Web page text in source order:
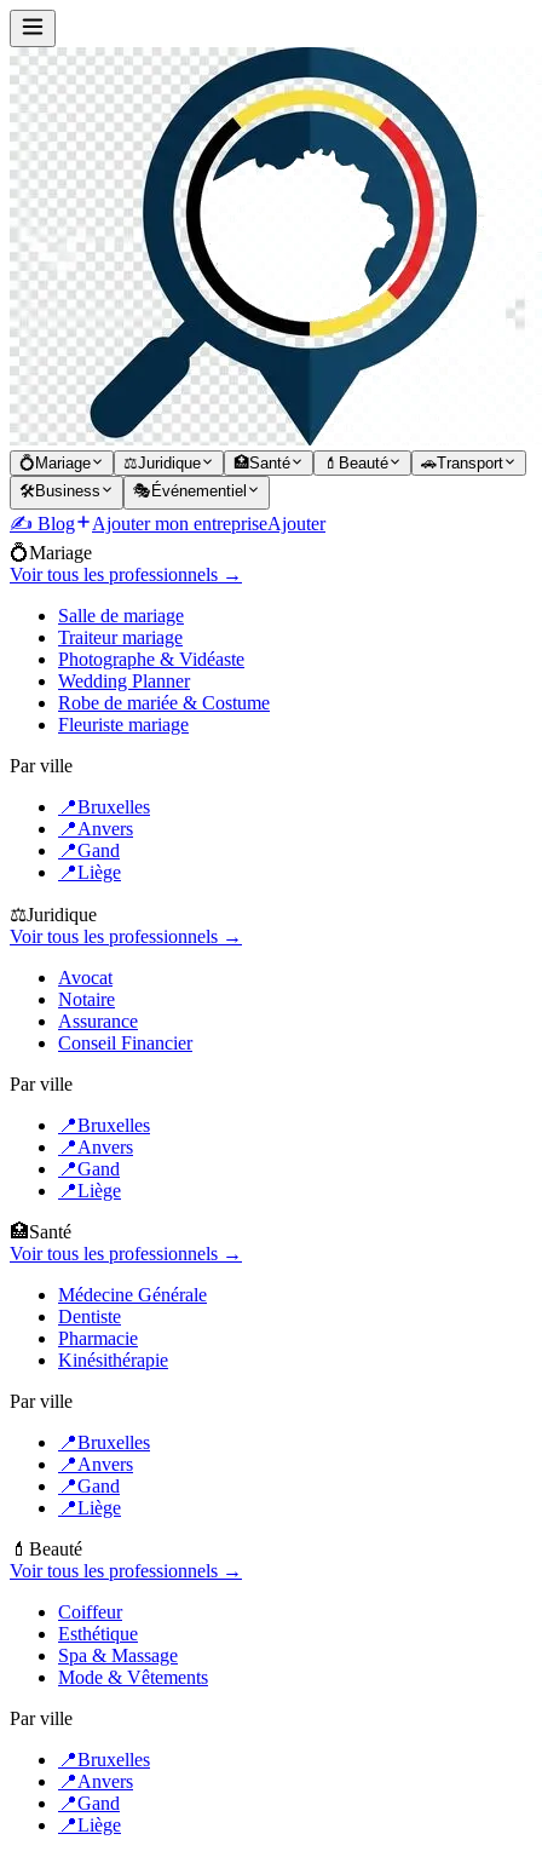
💍 Mariage ⚖️Juridique 🏥Santé 💄 Beauté 🚗Transport
🛠️Business 🎭 Événementiel
✍️ Blog Ajouter mon entrepriseAjouter
💍Mariage
Voir tous les professionnels →
Salle de mariage
Traiteur mariage
Photographe & Vidéaste
Wedding Planner
Robe de mariée & Costume
Fleuriste mariage
Par ville
📍Bruxelles
📍Anvers
📍Gand
📍Liège
⚖️Juridique
Voir tous les professionnels →
Avocat
Notaire
Assurance
Conseil Financier
Par ville
📍Bruxelles
📍Anvers
📍Gand
📍Liège
🏥Santé
Voir tous les professionnels →
Médecine Générale
Dentiste
Pharmacie
Kinésithérapie
Par ville
📍Bruxelles
📍Anvers
📍Gand
📍Liège
💄 Beauté
Voir tous les professionnels →
Coiffeur
Esthétique
Spa & Massage
Mode & Vêtements
Par ville
📍Bruxelles
📍Anvers
📍Gand
📍Liège